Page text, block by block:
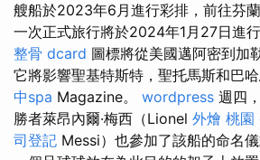
艘船於2023年6月進行彩排，前往芬
一次正式旅行將於2024年1月27日進行
整骨 dcard 圖標將從美國邁阿密到加
它將影響聖基特斯特，聖托馬斯和巴
中spa Magazine。 wordpress 週四
勝者萊昂內爾·梅西（Lionel 外燴 桃園
司登記 Messi）也參加了該船的命名儀